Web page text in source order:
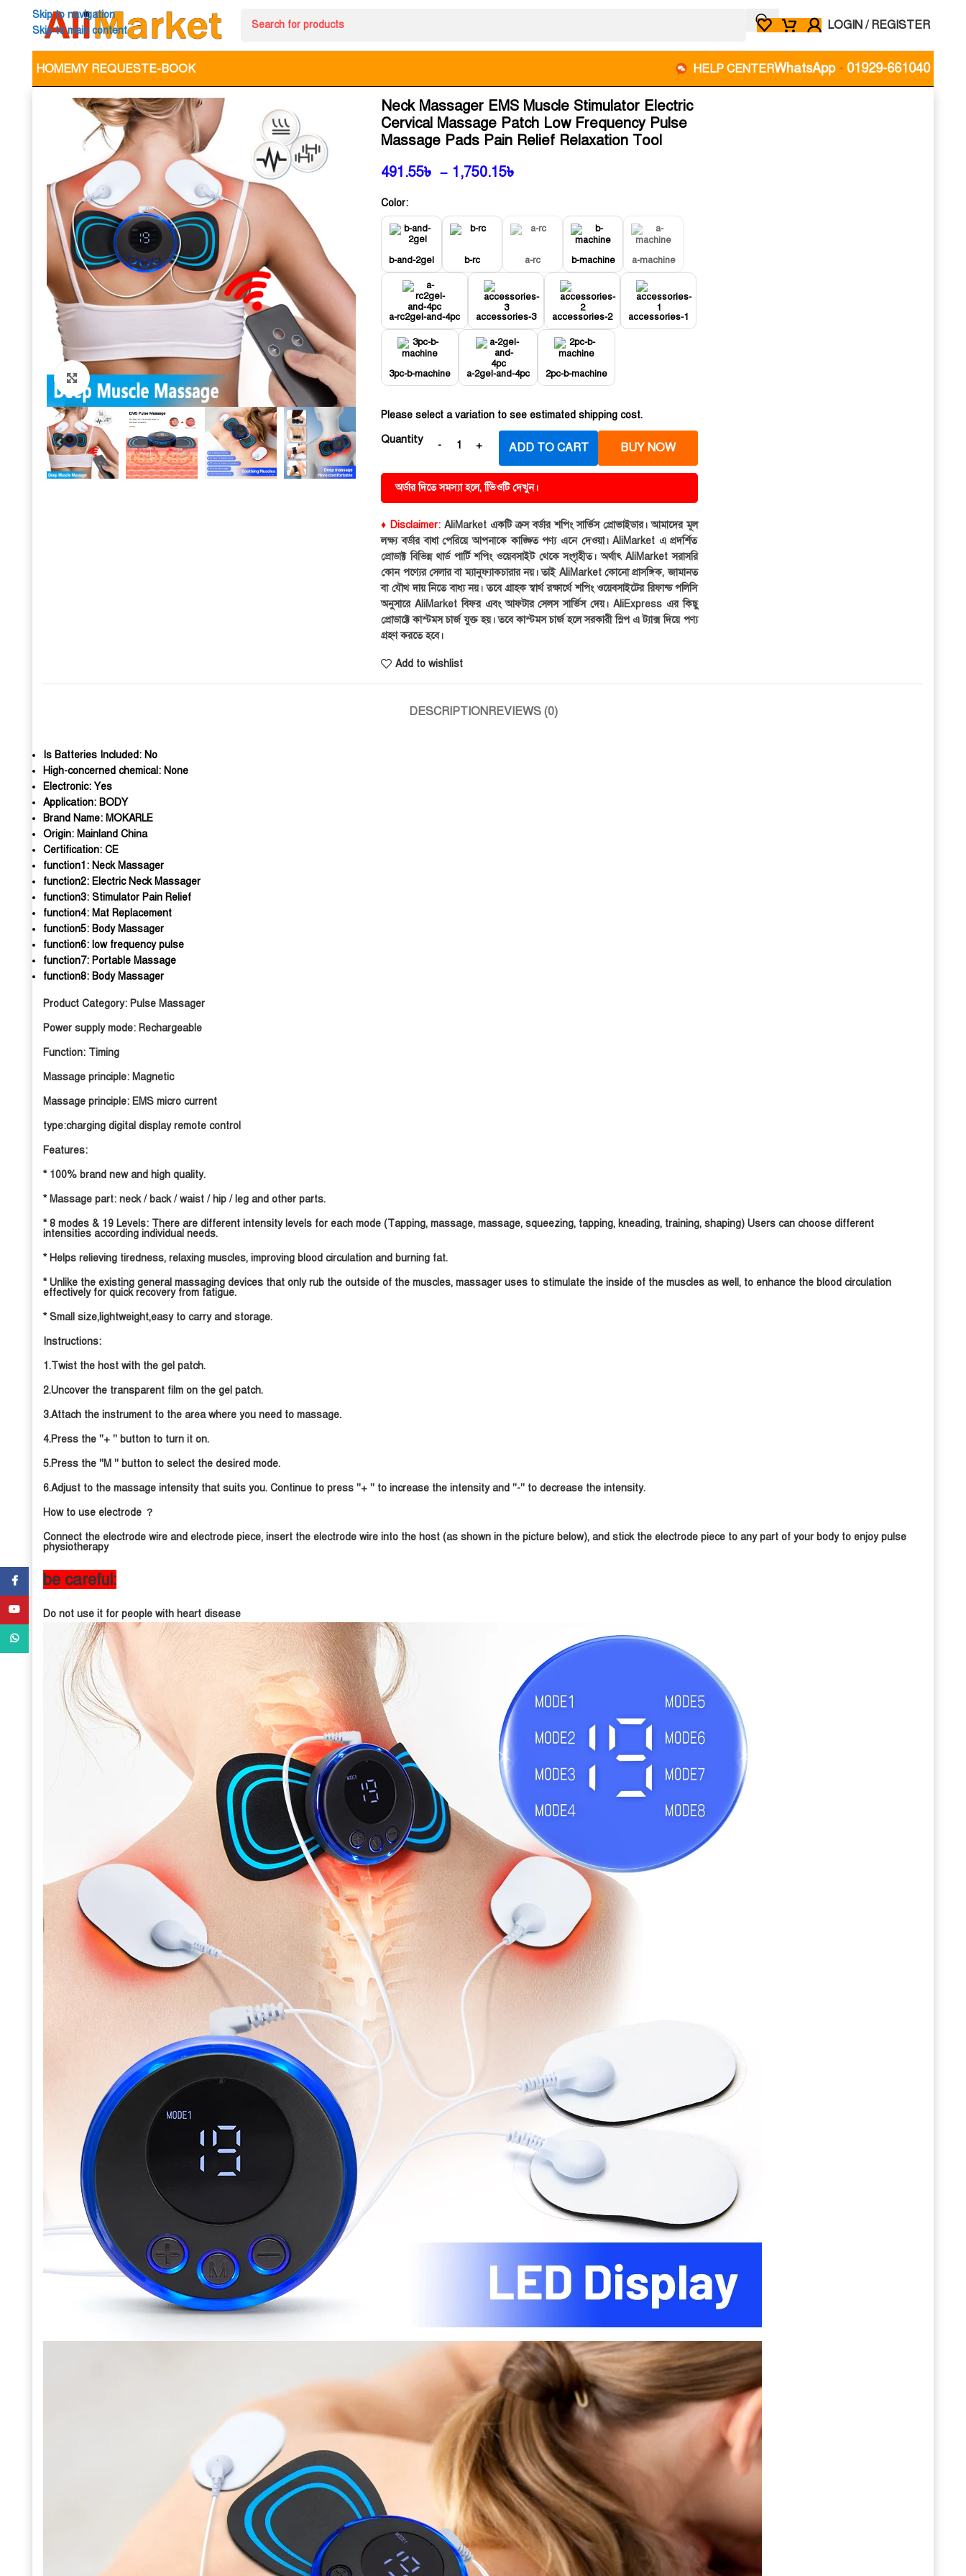
Skip to navigation
Skip to main content
LOGIN / REGISTER
HOMEMY REQUESTE-BOOK HELP CENTERWhatsApp - 01929-661040
Click to enlarge
Neck Massager EMS Muscle Stimulator Electric
Cervical Massage Patch Low Frequency Pulse
Massage Pads Pain Relief Relaxation Tool
491.55৳ – 1,750.15৳
Color:
b-and-2gel b-rc a-rc b-machine a-machine
a-rc2gel-and-4pc accessories-3 accessories-2 accessories-1
3pc-b-machine a-2gel-and-4pc 2pc-b-machine
Please select a variation to see estimated shipping cost.
Quantity
ADD TO CART BUY NOW
অর্ডার দিতে সমস্যা হলে, ভিিওটি দেখুন।
♦ Disclaimer:AliMarket একটি ক্রস বর্ডার শপিং সার্ভিস প্রোভাইডার। আমাদের মূল
লক্ষ্য বর্ডার বাধা পেরিয়ে আপনাকে কাঙ্ক্ষিত পণ্য এনে দেওয়া। AliMarket এ প্রদর্শিত
প্রোডাক্ট বিভিন্ন থার্ড পার্টি শপিং ওয়েবসাইট থেকে সংগৃহীত। অর্থাৎ AliMarket সরাসরি
কোন পণ্যের সেলার বা ম্যানুফ্যাকচারার নয়। তাই AliMarket কোনো প্রাসঙ্গিক, জামানত
বা যৌথ দায় নিতে বাধ্য নয়। তবে গ্রাহক স্বার্থ রক্ষার্থে শপিং ওয়েবসাইটের রিফান্ড পলিসি
অনুসারে AliMarket বিফর এবং আফটার সেলস সার্ভিস দেয়। AliExpress এর কিছু
প্রোডাক্টে কাস্টমস চার্জ যুক্ত হয়। তবে কাস্টমস চার্জ হলে সরকারী স্লিপ এ ট্যাক্স দিয়ে পণ্য
গ্রহণ করতে হবে।
Add to wishlist
DESCRIPTIONREVIEWS (0)
Is Batteries Included: No
High-concerned chemical: None
Electronic: Yes
Application: BODY
Brand Name: MOKARLE
Origin: Mainland China
Certification: CE
function1: Neck Massager
function2: Electric Neck Massager
function3: Stimulator Pain Relief
function4: Mat Replacement
function5: Body Massager
function6: low frequency pulse
function7: Portable Massage
function8: Body Massager
Product Category: Pulse Massager
Power supply mode: Rechargeable
Function: Timing
Massage principle: Magnetic
Massage principle: EMS micro current
type:charging digital display remote control
Features:
* 100% brand new and high quality.
* Massage part: neck / back / waist / hip / leg and other parts.
* 8 modes & 19 Levels: There are different intensity levels for each mode (Tapping, massage, massage, squeezing, tapping, kneading, training, shaping) Users can choose different
intensities according individual needs.
* Helps relieving tiredness, relaxing muscles, improving blood circulation and burning fat.
* Unlike the existing general massaging devices that only rub the outside of the muscles, massager uses to stimulate the inside of the muscles as well, to enhance the blood circulation
effectively for quick recovery from fatigue.
* Small size,lightweight,easy to carry and storage.
Instructions:
1.Twist the host with the gel patch.
2.Uncover the transparent film on the gel patch.
3.Attach the instrument to the area where you need to massage.
4.Press the ''+ '' button to turn it on.
5.Press the ''M '' button to select the desired mode.
6.Adjust to the massage intensity that suits you. Continue to press ''+ '' to increase the intensity and ''-'' to decrease the intensity.
How to use electrode ？
Connect the electrode wire and electrode piece, insert the electrode wire into the host (as shown in the picture below), and stick the electrode piece to any part of your body to enjoy pulse
physiotherapy
be careful:
Do not use it for people with heart disease
Facebook
YouTube
WhatsApp